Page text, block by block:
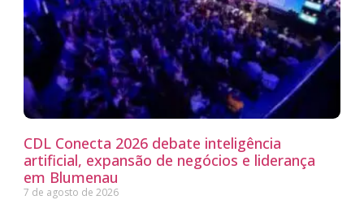
CDL Conecta 2026 debate inteligência
artificial, expansão de negócios e liderança
em Blumenau
7 de agosto de 2026